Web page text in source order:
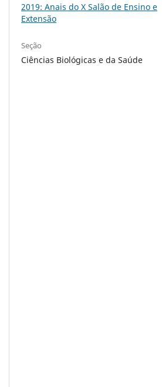
2019: Anais do X Salão de Ensino e
Extensão
Seção
Ciências Biológicas e da Saúde